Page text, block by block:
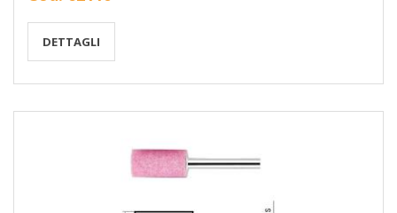
DETTAGLI